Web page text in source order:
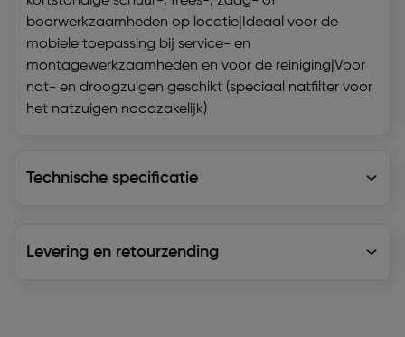
boorwerkzaamheden op locatie|Ideaal voor de
mobiele toepassing bij service- en
montagewerkzaamheden en voor de reiniging|Voor
nat- en droogzuigen geschikt (speciaal natfilter voor
het natzuigen noodzakelijk)
Technische specificatie
Levering en retourzending